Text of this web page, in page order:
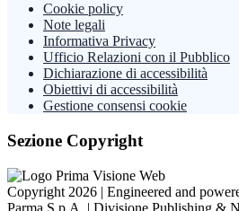
Cookie policy
Note legali
Informativa Privacy
Ufficio Relazioni con il Pubblico
Dichiarazione di accessibilità
Obiettivi di accessibilità
Gestione consensi cookie
Sezione Copyright
Copyright 2026 | Engineered and
Parma S.p.A. | Divisione Publishing &